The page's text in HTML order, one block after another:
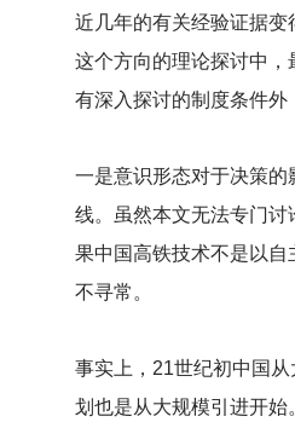
近几年的有关经验证据变
这个方向的理论探讨中
有深入探讨的制度条件外
一是意识形态对于决策
线。虽然本文无法专门
果中国高铁技术不是以
不寻常。
事实上，21世纪初中国
划也是从大规模引进开始